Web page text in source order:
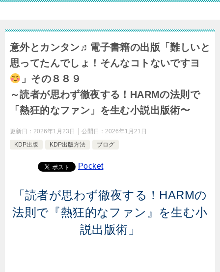
意外とカンタン♬電子書籍の出版「難しいと
思ってたんでしょ！そんなコトないですヨ
」その８８９
～読者が思わず徹夜する！HARMの法則で
「熱狂的なファン」を生む小説出版術〜
更新日： 2026年1月23日 公開日： 2026年1月21日
KDP出版
KDP出版方法 ブログ
Pocket
「読者が思わず徹夜する！HARMの
法則で『熱狂的なファン』を生む小
説出版術」